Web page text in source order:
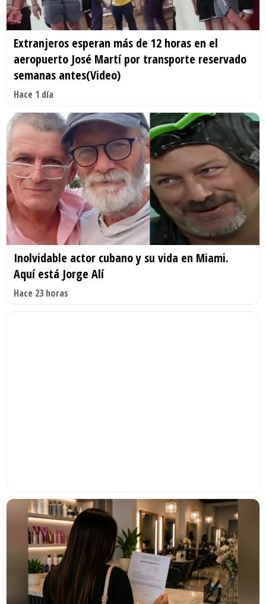
Extranjeros esperan más de 12 horas en el
aeropuerto José Martí por transporte reservado
semanas antes(Video)
Hace 1 día
Inolvidable actor cubano y su vida en Miami.
Aquí está Jorge Alí
Hace 23 horas